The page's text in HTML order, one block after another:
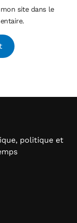
site dans le
politique et